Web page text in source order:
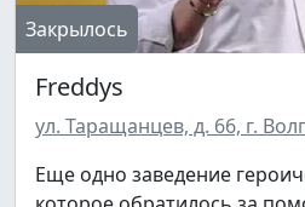
Закрылось
Freddys
ул. Таращанцев, д. 66, г.
Еще одно заведение